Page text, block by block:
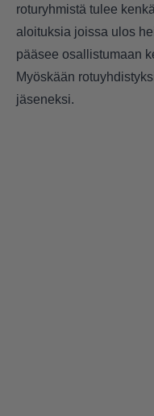
roturyhmistä tulee
aloituksia joissa ulos
pääsee osallistumaan
Myöskään
jäseneksi.